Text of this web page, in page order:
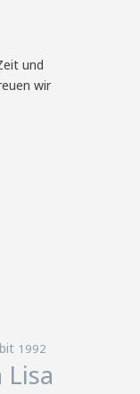
und
wir
1992
Lisa